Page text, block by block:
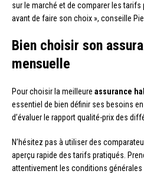
sur le marché et de comparer les
avant de faire son choix », conseille
Bien choisir son
mensuelle
Pour choisir la meilleure assurance
essentiel de bien définir ses besoins
d’évaluer le rapport qualité-prix des
N’hésitez pas à utiliser des
aperçu rapide des tarifs pratiqués.
attentivement les conditions